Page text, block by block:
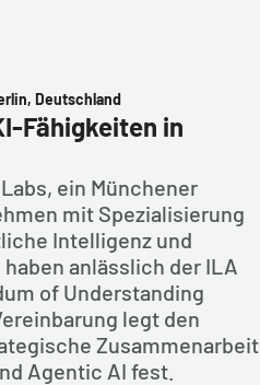
Deutschland
Fähigkeiten in
Labs, ein Münchener
mit Spezialisierung
Intelligenz und
anlässlich der ILA
of Understanding
legt den
Zusammenarbeit
Agentic AI fest.